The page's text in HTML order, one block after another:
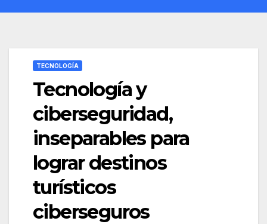
TECNOLOGÍA
Tecnología y
ciberseguridad,
inseparables para
lograr destinos
turísticos
ciberseguros